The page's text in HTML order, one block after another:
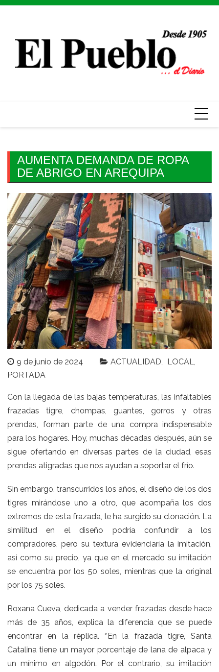
Skip
AUMENTA DEMANDA DE ROPA
DE ABRIGO EN AREQUIPA
9 de junio de 2024 ACTUALIDAD
LOCAL
PORTADA
Con la llegada de las bajas temperaturas, las infaltables
frazadas tigre, chompas, guantes, gorros y otras
prendas, forman parte de una compra indispensable
para los hogares. Hoy, muchas décadas después, aún se
sigue ofertando en diversas partes de la ciudad, esas
prendas atigradas que nos ayudan a soportar el frío.
Sin embargo, transcurridos los años, el diseño de los dos
tigres mirándose uno a otro, que acompaña los dos
extremos de esta frazada, le ha surgido su clonación. La
similitud en el diseño podría confundir a los
compradores, pero su textura evidenciaría la imitación,
así como su precio, ya que en el mercado su imitación
se encuentra por los 50 soles, mientras que la original
por los 75 soles.
Roxana Cueva, dedicada a vender frazadas desde hace
más de 35 años, explica la diferencia que se puede
encontrar en la réplica. ‘’En la frazada tigre, Santa
Catalina tiene un mayor porcentaje de lana de alpaca y
un mínimo en algodón. Por el contrario, su imitación